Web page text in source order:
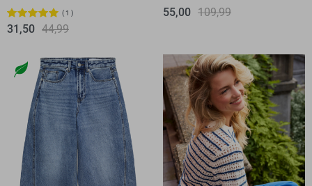
1
31,50 44,99
55,00 109,99